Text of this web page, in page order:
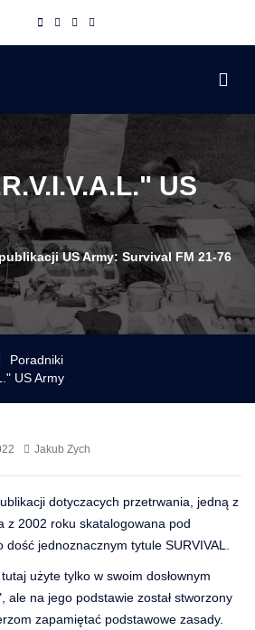
US
US Army: Survival FM 21-76
Poradniki
US Army
Jakub Zych
dotyczacych przetrwania, jedną z
z 2002 roku skatalogowana pod
jednoznacznym tytule SURVIVAL.
użyte tylko w swoim dosłownym
ale na jego podstawie został stworzony
zapamiętać podstawowe zasady.